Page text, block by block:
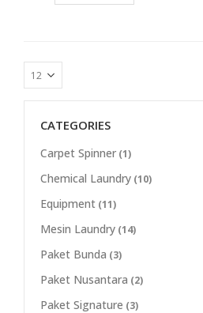
CATEGORIES
Carpet Spinner (1)
Chemical Laundry (10)
Equipment (11)
Mesin Laundry (14)
Paket Bunda (3)
Paket Nusantara (2)
Paket Signature (3)